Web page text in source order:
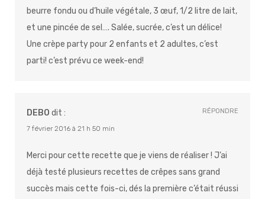
beurre fondu ou d’huile végétale, 3 œuf, 1/2 litre de lait,
et une pincée de sel…. Salée, sucrée, c’est un délice!
Une crèpe party pour 2 enfants et 2 adultes, c’est
parti! c’est prévu ce week-end!
DEBO dit :
7 février 2016 à 21 h 50 min
Merci pour cette recette que je viens de réaliser ! J’ai
déjà testé plusieurs recettes de crêpes sans grand
succès mais cette fois-ci, dés la première c’était réussi
RÉPONDRE